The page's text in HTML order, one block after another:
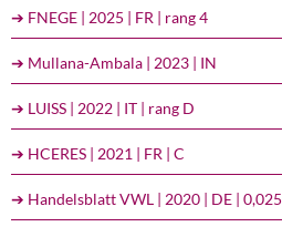
➔ FNEGE | 2025 | FR | rang 4
➔ Mullana-Ambala | 2023 | IN
➔ LUISS | 2022 | IT | rang D
➔ HCERES | 2021 | FR | C
➔ Handelsblatt VWL | 2020 | DE | 0,025